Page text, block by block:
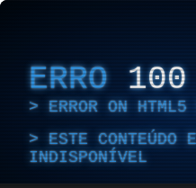
ERRO 100
ERROR ON
ESTE CONTEÚDO
INDISPONÍVEL